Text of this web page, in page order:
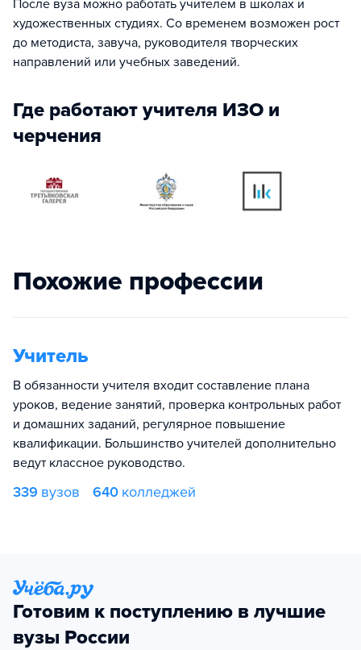
После вуза можно работать учителем в школах и
художественных студиях. Со временем возможен рост
до методиста, завуча, руководителя творческих
направлений или учебных заведений.
Где работают учителя ИЗО и
черчения
Похожие профессии
Учитель
В обязанности учителя входит составление плана
уроков, ведение занятий, проверка контрольных работ
и домашних заданий, регулярное повышение
квалификации. Большинство учителей дополнительно
ведут классное руководство.
339 вузов 640 колледжей
Готовим к поступлению в лучшие
вузы России